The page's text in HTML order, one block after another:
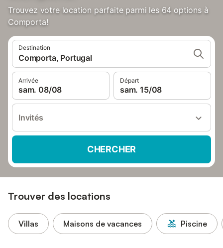
Trouvez votre location parfaite parmi les 64 options à
Comporta!
Destination
Comporta, Portugal
Arrivée
sam. 08/08
Départ
sam. 15/08
Invités
CHERCHER
Trouver des locations
Villas Maisons de vacances Piscine